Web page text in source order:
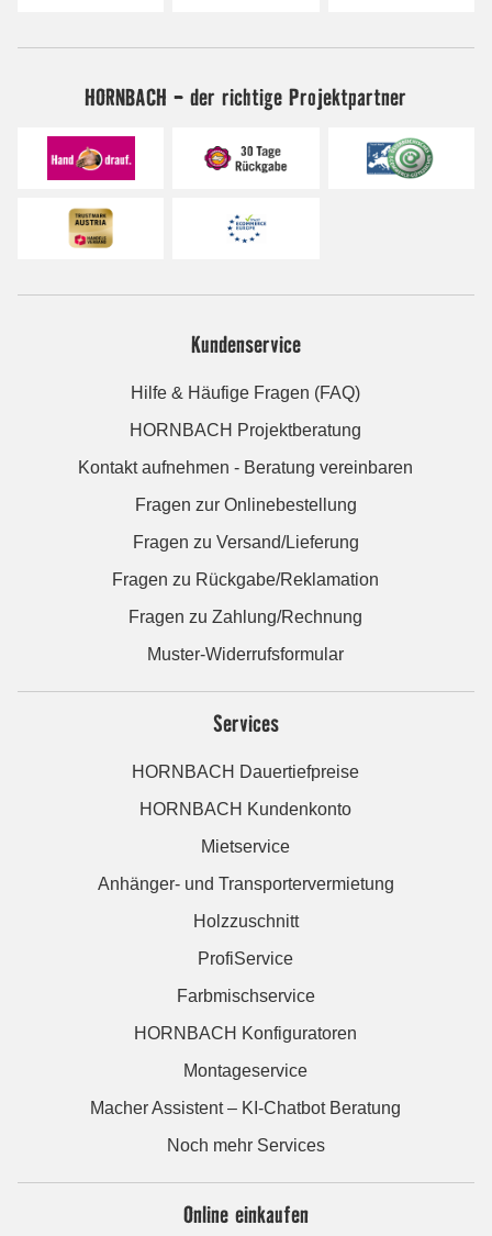
HORNBACH - der richtige Projektpartner
Kundenservice
Hilfe & Häufige Fragen (FAQ)
HORNBACH Projektberatung
Kontakt aufnehmen - Beratung vereinbaren
Fragen zur Onlinebestellung
Fragen zu Versand/Lieferung
Fragen zu Rückgabe/Reklamation
Fragen zu Zahlung/Rechnung
Muster-Widerrufsformular
Services
HORNBACH Dauertiefpreise
HORNBACH Kundenkonto
Mietservice
Anhänger- und Transportervermietung
Holzzuschnitt
ProfiService
Farbmischservice
HORNBACH Konfiguratoren
Montageservice
Macher Assistent – KI-Chatbot Beratung
Noch mehr Services
Online einkaufen